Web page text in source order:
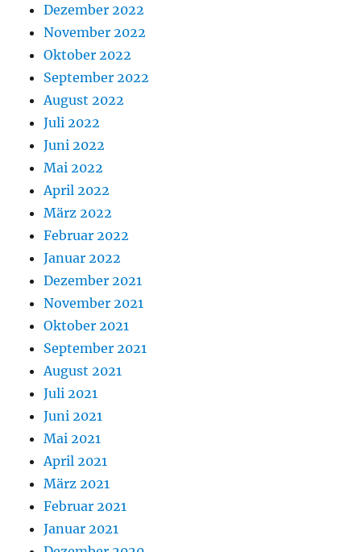
Dezember 2022
November 2022
Oktober 2022
September 2022
August 2022
Juli 2022
Juni 2022
Mai 2022
April 2022
März 2022
Februar 2022
Januar 2022
Dezember 2021
November 2021
Oktober 2021
September 2021
August 2021
Juli 2021
Juni 2021
Mai 2021
April 2021
März 2021
Februar 2021
Januar 2021